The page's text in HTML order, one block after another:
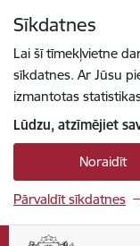
Sīkdatnes
Lai šī tīmekļvietne
sīkdatnes. Ar Jūsu
izmantotas
Lūdzu, atzīmējiet
Noraidīt
Pārvaldīt sīkdatnes